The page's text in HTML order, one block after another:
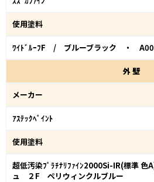
使用塗料
ﾜｲﾄﾞﾙｰﾌF / ブルーブラック ・
外壁
メーカー
ｱｽﾃｯｸﾍﾟｲﾝﾄ
使用塗料
超低汚染ﾌﾟﾗﾁﾅﾘﾌｧｲﾝ2000Si-IR(標準
ュ ２F ペリウィンクルブルー